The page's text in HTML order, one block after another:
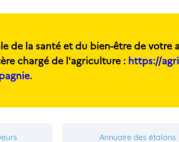
de la santé et du bien-être de votre
chargé de l'agriculture : https://
Annuaire des étalons